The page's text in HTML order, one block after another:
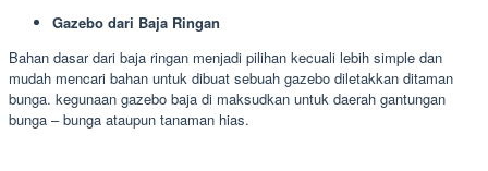
Gazebo dari Baja Ringan
Bahan dasar dari baja ringan menjadi pilihan kecuali lebih simple dan
mudah mencari bahan untuk dibuat sebuah gazebo diletakkan ditaman
bunga. kegunaan gazebo baja di maksudkan untuk daerah gantungan
bunga – bunga ataupun tanaman hias.